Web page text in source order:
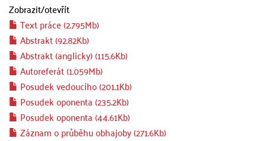
Zobrazit/otevřít
Text práce (2.795Mb)
Abstrakt (92.82Kb)
Abstrakt (anglicky) (115.6Kb)
Autoreferát (1.059Mb)
Posudek vedoucího (201.1Kb)
Posudek oponenta (235.2Kb)
Posudek oponenta (44.61Kb)
Záznam o průběhu obhajoby (271.6Kb)